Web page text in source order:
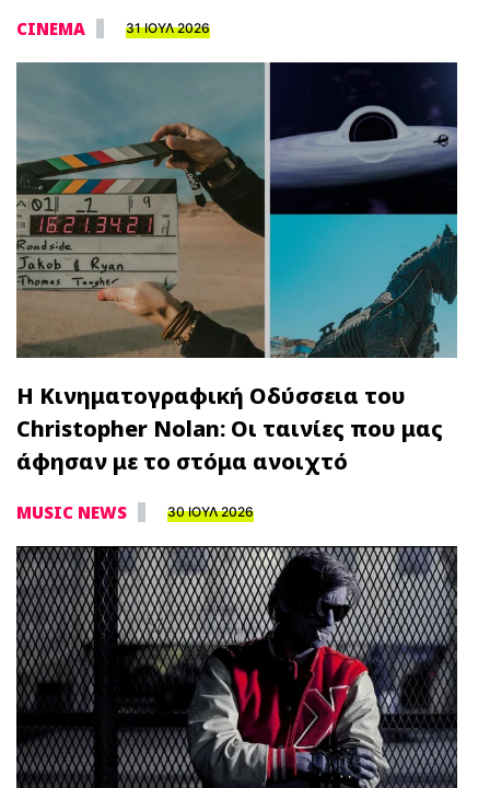
CINEMA 31 ΙΟΥΛ 2026
Η Κινηματογραφική Οδύσσεια του
Christopher Nolan: Οι ταινίες που μας
άφησαν με το στόμα ανοιχτό
MUSIC NEWS 30 ΙΟΥΛ 2026